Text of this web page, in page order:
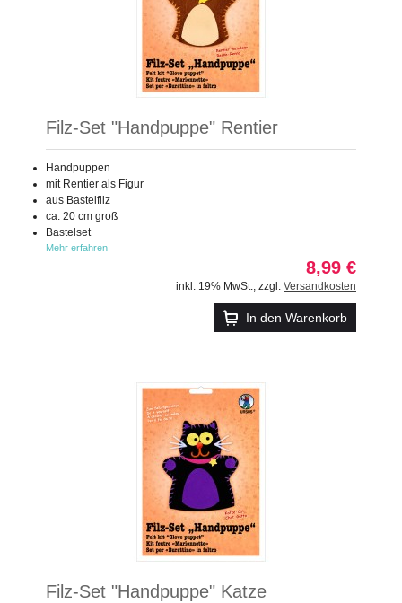
Filz-Set "Handpuppe" Rentier
Handpuppen
mit Rentier als Figur
aus Bastelfilz
ca. 20 cm groß
Bastelset
Mehr erfahren
8,99 €
inkl. 19% MwSt. zzgl. Versandkosten
In den Warenkorb
Filz-Set "Handpuppe" Katze